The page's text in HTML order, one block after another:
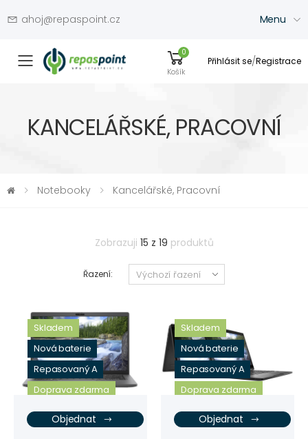
ahoj@repaspoint.cz Menu
Přepínač menu
0
Košík
Přihlásit se/Registrace
KANCELÁŘSKÉ, PRACOVNÍ
Notebooky Kancelářské, Pracovní
Zobrazuji 15 z 19 produktů
Řazení:
Skladem
Nová baterie
Repasovaný A
Doprava zdarma
Objednat
Skladem
Nová baterie
Repasovaný A
Doprava zdarma
Objednat